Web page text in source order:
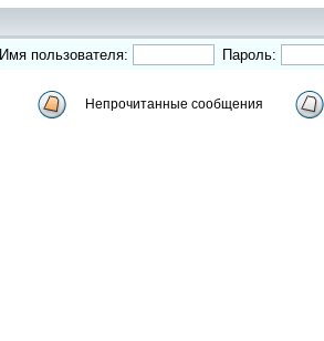
Имя пользователя:
Пароль:
Непрочитанные сообщения